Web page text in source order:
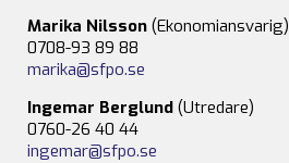
Marika Nilsson (Ekonomiansvarig)
0708-93 89 88
marika@sfpo.se
Ingemar Berglund (Utredare)
0760-26 40 44
ingemar@sfpo.se